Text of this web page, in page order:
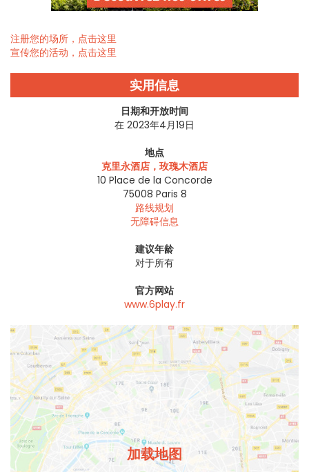
注册您的场所，点击这里
宣传您的活动，点击这里
实用信息
日期和开放时间
在 2023年4月19日
地点
克里永酒店，玫瑰木酒店
10 Place de la Concorde
75008 Paris 8
路线规划
无障碍信息
建议年龄
对于所有
官方网站
www.6play.fr
加载地图